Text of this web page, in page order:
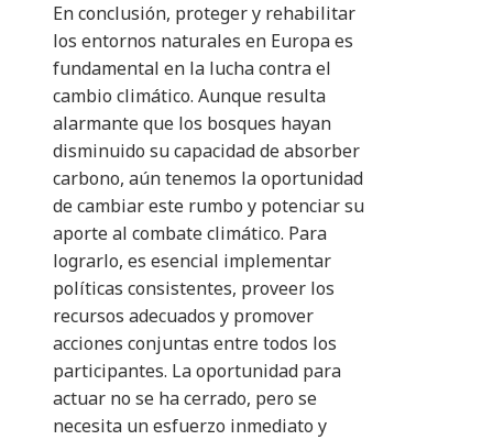
En conclusión, proteger y rehabilitar
los entornos naturales en Europa es
fundamental en la lucha contra el
cambio climático. Aunque resulta
alarmante que los bosques hayan
disminuido su capacidad de absorber
carbono, aún tenemos la oportunidad
de cambiar este rumbo y potenciar su
aporte al combate climático. Para
lograrlo, es esencial implementar
políticas consistentes, proveer los
recursos adecuados y promover
acciones conjuntas entre todos los
participantes. La oportunidad para
actuar no se ha cerrado, pero se
necesita un esfuerzo inmediato y